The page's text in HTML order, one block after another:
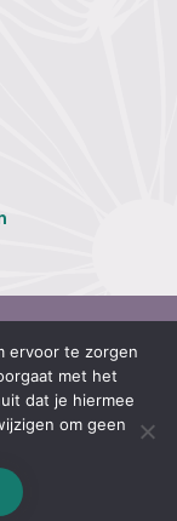
door
ervoor te zorgen
met het
dat je hiermee
om geen